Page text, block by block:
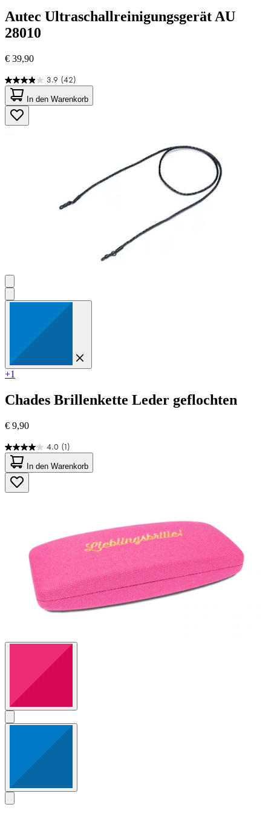
Autec Ultraschallreinigungsgerät AU
28010
€ 39,90
3.9 (42)
3.9
von
5
Sternen.
42
In den Warenkorb
+1
Chades Brillenkette Leder geflochten
€ 9,90
4.0 (1)
4.0
von
5
Sternen.
1
In den Warenkorb